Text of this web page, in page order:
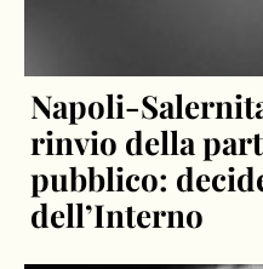
Napoli-
rinvio della
pubblico:
dell’Interno